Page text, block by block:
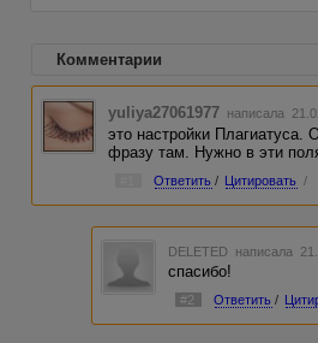
Комментарии
yuliya27061977 написала
это настройки Плагиатуса.
фразу там. Нужно в эти
Ответить / Цитировать /
DELETED написала
спасибо!
#2 Ответить /